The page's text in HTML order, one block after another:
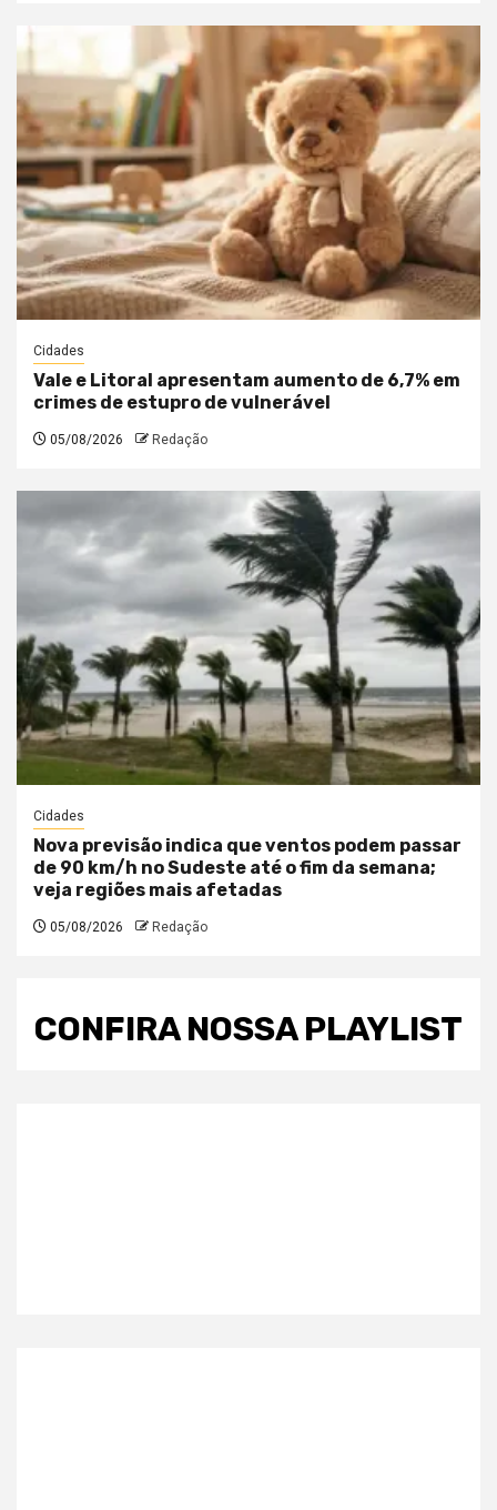
Cidades
Vale e Litoral apresentam aumento de 6,7% em
crimes de estupro de vulnerável
05/08/2026 Redação
Cidades
Nova previsão indica que ventos podem passar
de 90 km/h no Sudeste até o fim da semana;
veja regiões mais afetadas
05/08/2026 Redação
CONFIRA NOSSA PLAYLIST